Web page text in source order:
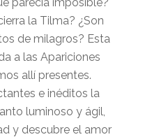
la Tilma? ¿Son
de milagros? Esta
a las Apariciones
allí presentes.
e inéditos la
luminoso y ágil,
y descubre el amor